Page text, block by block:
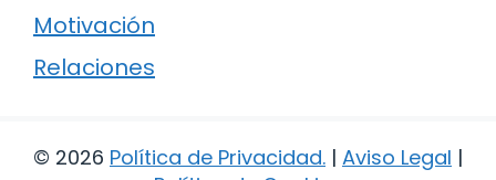
Motivación
Relaciones
© 2026 Política de Privacidad. | Aviso Legal |